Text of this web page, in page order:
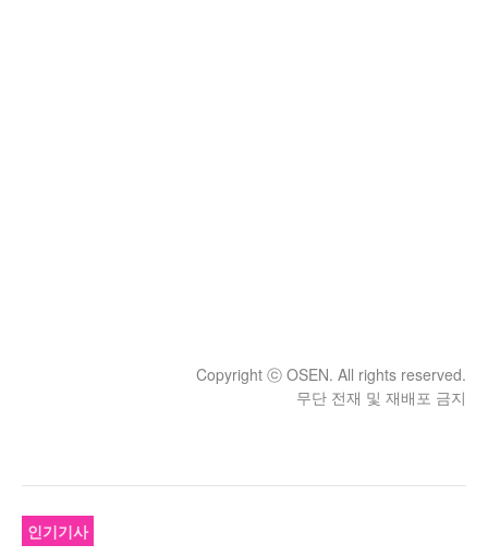
Copyright ⓒ OSEN. All rights reserved.
무단 전재 및 재배포 금지
인기기사